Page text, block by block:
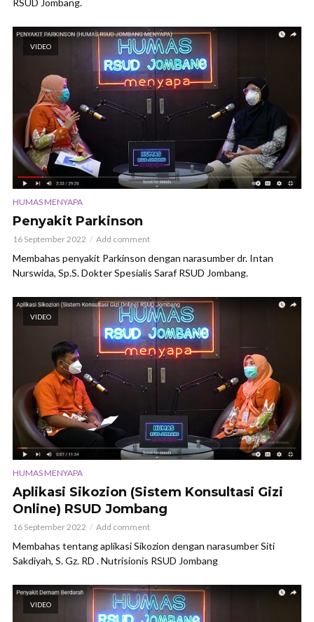
VIDEO
HUMAS MENYAPA
Penyakit Parkinson
16 September 2022 Add comment
Membahas penyakit Parkinson dengan narasumber dr. Intan
Nurswida, Sp.S. Dokter Spesialis Saraf RSUD Jombang.
VIDEO
HUMAS MENYAPA
Aplikasi Sikozion (Sistem Konsultasi Gizi
Online) RSUD Jombang
16 September 2022 Add comment
Membahas tentang aplikasi Sikozion dengan narasumber Siti
Sakdiyah, S. Gz. RD . Nutrisionis RSUD Jombang
VIDEO